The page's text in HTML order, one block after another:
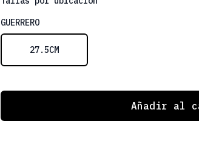
Choose a size
GUERRERO
27.5CM
Añadir al